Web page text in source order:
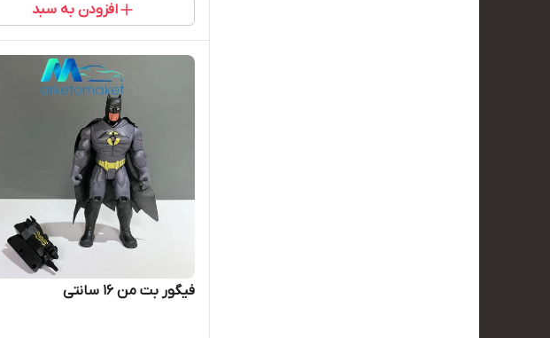
افزودن به سبد
فیگور بت من ۱۶ سانتی